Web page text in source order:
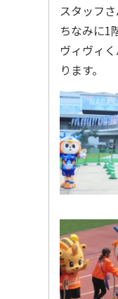
スタッフ
ちなみに1
ヴィヴィ
ります。